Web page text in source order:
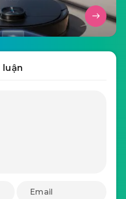
lau nhà Ecovacs